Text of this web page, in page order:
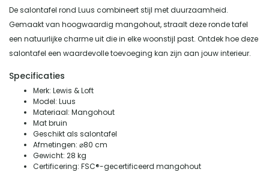
De salontafel rond Luus combineert stijl met duurzaamheid.
Gemaakt van hoogwaardig mangohout, straalt deze ronde tafel
een natuurlijke charme uit die in elke woonstijl past. Ontdek hoe deze
salontafel een waardevolle toevoeging kan zijn aan jouw interieur.
Specificaties
Merk: Lewis & Loft
Model: Luus
Materiaal: Mangohout
Mat bruin
Geschikt als salontafel
Afmetingen: ⌀80 cm
Gewicht: 28 kg
Certificering: FSC®-gecertificeerd mangohout